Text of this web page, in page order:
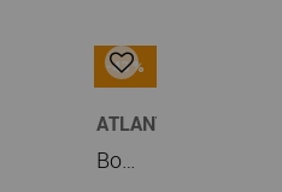
-43 %
ATLANTIC
& Bouche design Line sanitaire fixe 80 avec manchon court (412219)